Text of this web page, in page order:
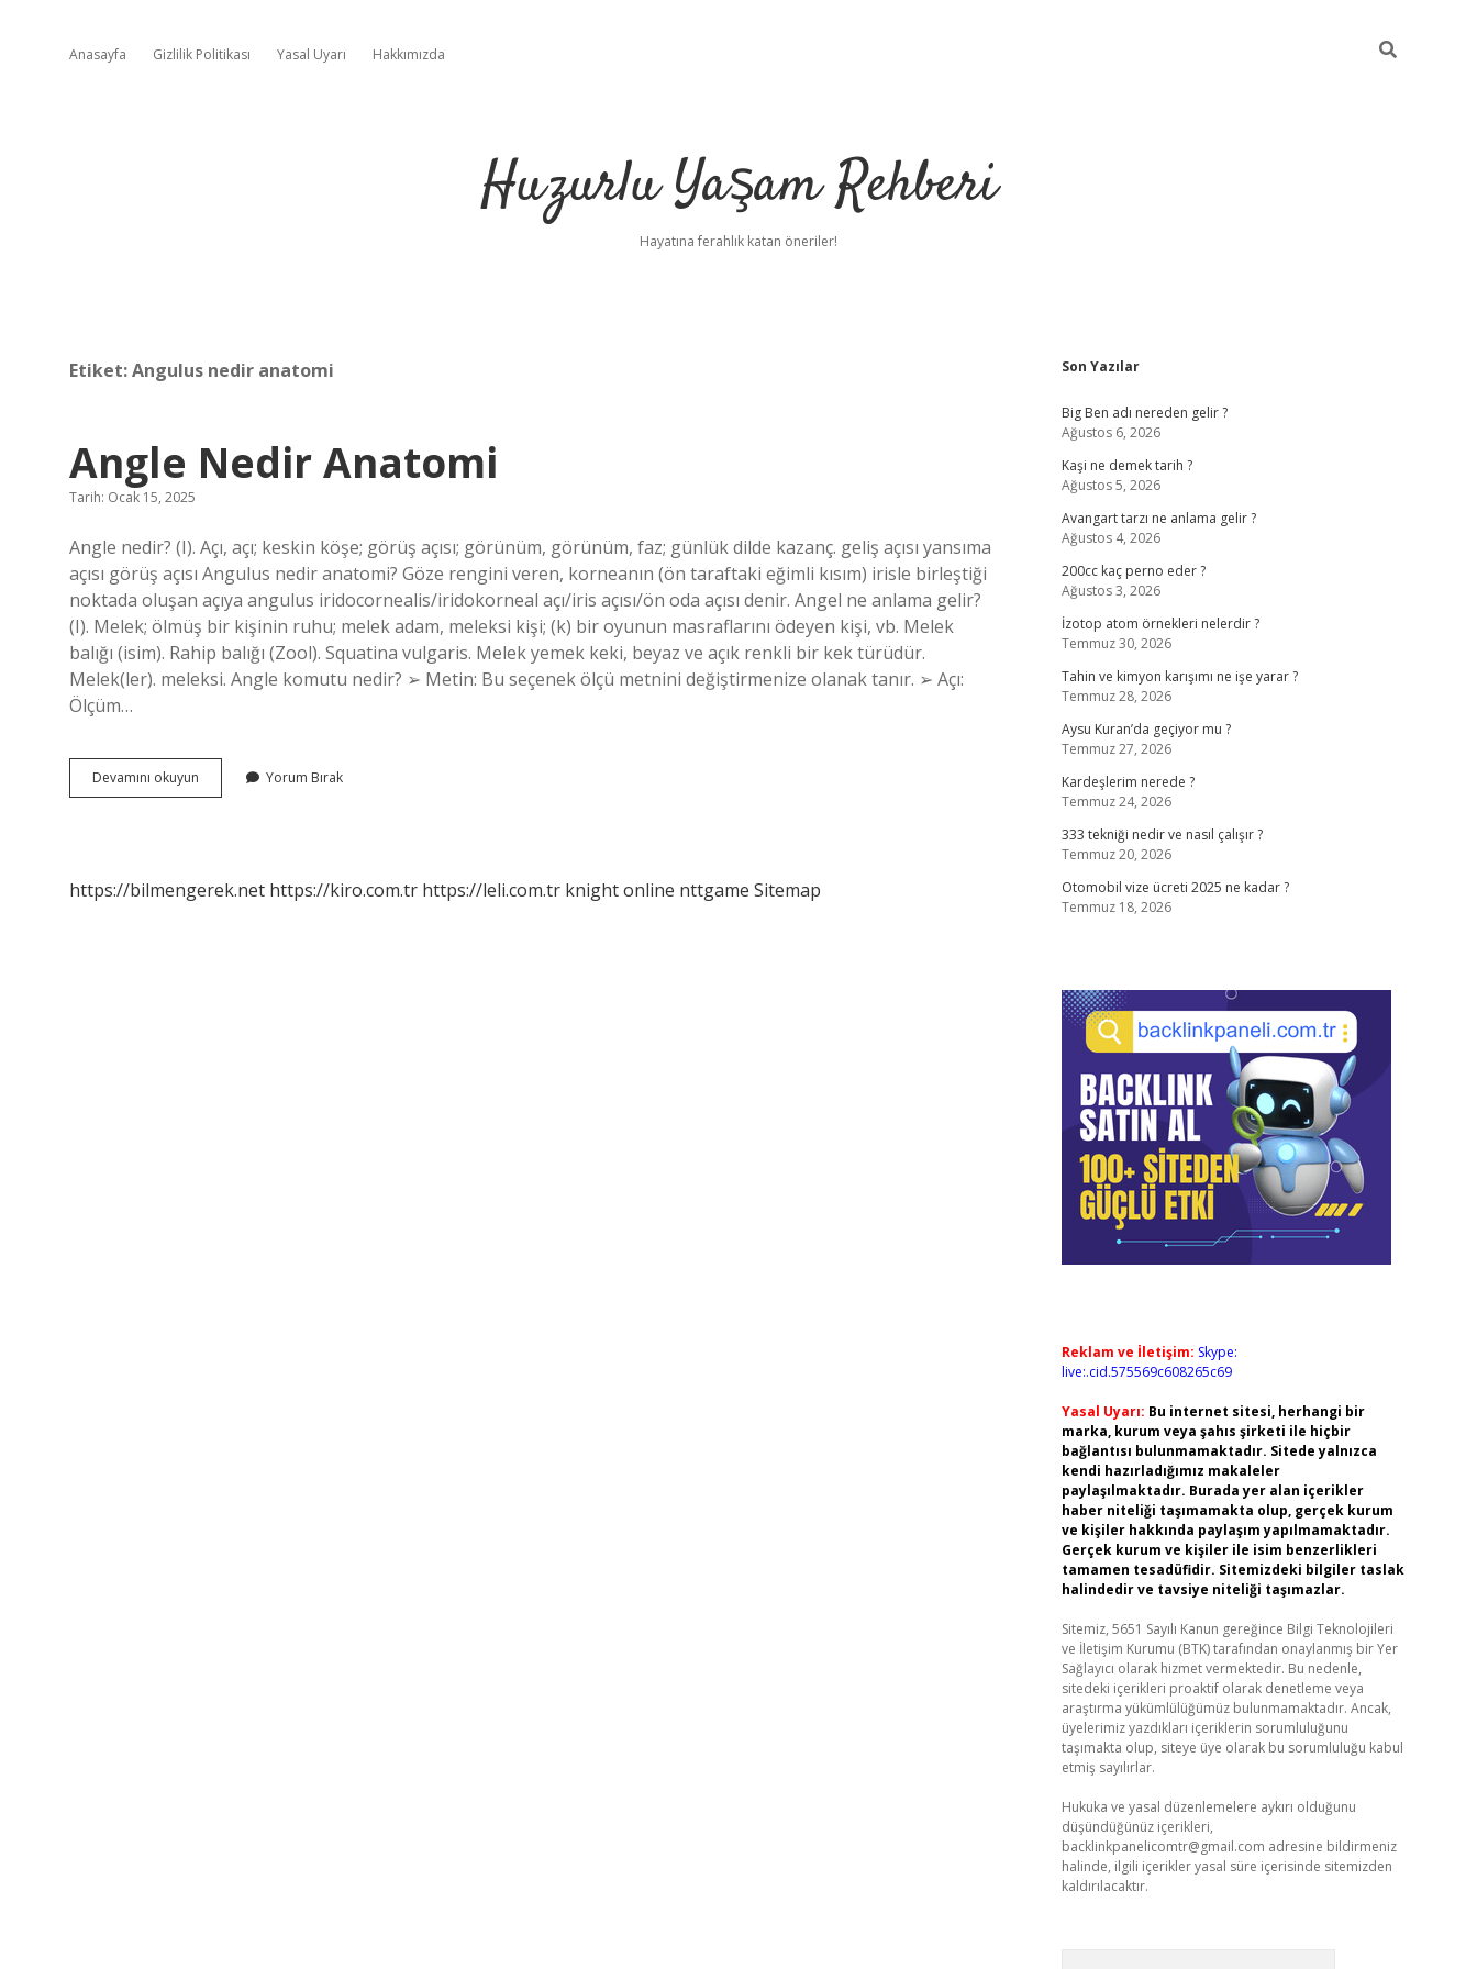
Anasayfa Gizlilik Politikası Yasal Uyarı Hakkımızda
Huzurlu Yaşam Rehberi
Hayatına ferahlık katan öneriler!
Etiket:Angulus nedir anatomi
Angle Nedir Anatomi
Tarih: Ocak 15, 2025
Angle nedir? (I). Açı, açı; keskin köşe; görüş açısı; görünüm, görünüm, faz; günlük dilde kazanç. geliş açısı yansıma
açısı görüş açısı Angulus nedir anatomi? Göze rengini veren, korneanın (ön taraftaki eğimli kısım) irisle birleştiği
noktada oluşan açıya angulus iridocornealis/iridokorneal açı/iris açısı/ön oda açısı denir. Angel ne anlama gelir?
(I). Melek; ölmüş bir kişinin ruhu; melek adam, meleksi kişi; (k) bir oyunun masraflarını ödeyen kişi, vb. Melek
balığı (isim). Rahip balığı (Zool). Squatina vulgaris. Melek yemek keki, beyaz ve açık renkli bir kek türüdür.
Melek(ler). meleksi. Angle komutu nedir? ➢ Metin: Bu seçenek ölçü metnini değiştirmenize olanak tanır. ➢ Açı:
Ölçüm…
Devamını okuyun
Nedir
Yorum Bırak
https://bilmengerek.net https://kiro.com.tr https://leli.com.tr knight online nttgame Sitemap
Sidebar
Son Yazılar
Big Ben adı nereden gelir ?
Ağustos 6, 2026
Kaşi ne demek tarih ?
Ağustos 5, 2026
Avangart tarzı ne anlama gelir ?
Ağustos 4, 2026
200cc kaç perno eder ?
Ağustos 3, 2026
İzotop atom örnekleri nelerdir ?
Temmuz 30, 2026
Tahin ve kimyon karışımı ne işe yarar ?
Temmuz 28, 2026
Aysu Kuran’da geçiyor mu ?
Temmuz 27, 2026
Kardeşlerim nerede ?
Temmuz 24, 2026
333 tekniği nedir ve nasıl çalışır ?
Temmuz 20, 2026
Otomobil vize ücreti 2025 ne kadar ?
Temmuz 18, 2026
Reklam ve İletişim: Skype:
live:.cid.575569c608265c69
Yasal Uyarı: Bu internet sitesi, herhangi bir
marka, kurum veya şahıs şirketi ile hiçbir
bağlantısı bulunmamaktadır. Sitede yalnızca
kendi hazırladığımız makaleler
paylaşılmaktadır. Burada yer alan içerikler
haber niteliği taşımamakta olup, gerçek kurum
ve kişiler hakkında paylaşım yapılmamaktadır.
Gerçek kurum ve kişiler ile isim benzerlikleri
tamamen tesadüfidir. Sitemizdeki bilgiler taslak
halindedir ve tavsiye niteliği taşımazlar.
Sitemiz, 5651 Sayılı Kanun gereğince Bilgi Teknolojileri
ve İletişim Kurumu (BTK) tarafından onaylanmış bir Yer
Sağlayıcı olarak hizmet vermektedir. Bu nedenle,
sitedeki içerikleri proaktif olarak denetleme veya
araştırma yükümlülüğümüz bulunmamaktadır. Ancak,
üyelerimiz yazdıkları içeriklerin sorumluluğunu
taşımakta olup, siteye üye olarak bu sorumluluğu kabul
etmiş sayılırlar.
Hukuka ve yasal düzenlemelere aykırı olduğunu
düşündüğünüz içerikleri,
backlinkpanelicomtr@gmail.com adresine bildirmeniz
halinde, ilgili içerikler yasal süre içerisinde sitemizden
kaldırılacaktır.